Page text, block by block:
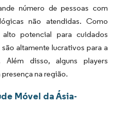
número de pessoas com
não atendidas. Como
potencial para cuidados
altamente lucrativos para a
disso, alguns players
na região.
Móvel da Ásia-